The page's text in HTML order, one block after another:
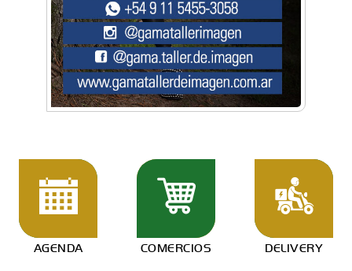
AGENDA COMERCIOS DELIVERY